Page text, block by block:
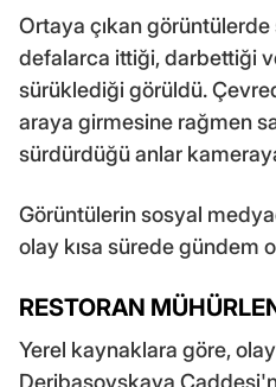
Ortaya çıkan görüntülerde
defalarca ittiği, darbettiği
sürüklediği görüldü.
araya girmesine rağmen
sürdürdüğü anlar
Görüntülerin sosyal
olay kısa sürede gündem
RESTORAN
Yerel kaynaklara göre,